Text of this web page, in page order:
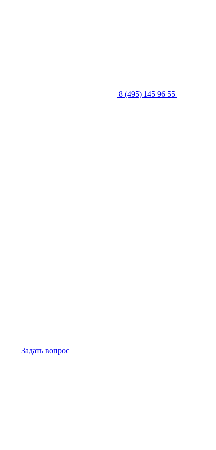
8 (495) 145 96 55
Задать вопрос